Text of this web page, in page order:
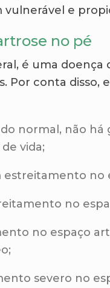
e
no pé
é uma doença
Por conta disso,
normal, não há
vida;
estreitamento no
no
no espaço
severo no